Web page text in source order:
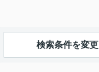
検索条件を変更